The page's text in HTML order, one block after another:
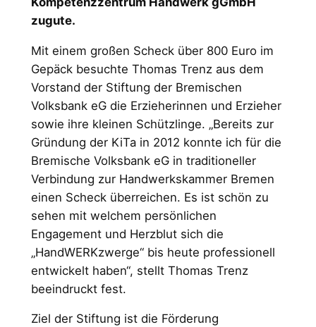
zugute.
Mit einem großen Scheck über 800 Euro im
Gepäck besuchte Thomas Trenz aus dem
Vorstand der Stiftung der Bremischen
Volksbank eG die Erzieherinnen und Erzieher
sowie ihre kleinen Schützlinge. „Bereits zur
Gründung der KiTa in 2012 konnte ich für die
Bremische Volksbank eG in traditioneller
Verbindung zur Handwerkskammer Bremen
einen Scheck überreichen. Es ist schön zu
sehen mit welchem persönlichen
Engagement und Herzblut sich die
„HandWERKzwerge“ bis heute professionell
entwickelt haben“, stellt Thomas Trenz
beeindruckt fest.
Ziel der Stiftung ist die Förderung